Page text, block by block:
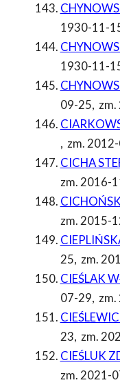
1930-11-
1930-11-
09-25,
, zm.
CICHA
zm. 2016-
zm. 2015-
25, zm.
CIEŚLAK
07-29,
23, zm.
CIEŚLUK
zm. 2021-